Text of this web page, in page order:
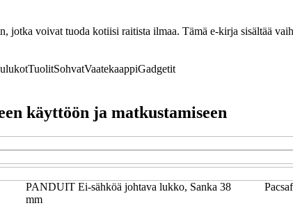
jotka voivat tuoda kotiisi raitista ilmaa. Tämä e-kirja sisältää
TuolitSohvatVaatekaappiGadgetit
käyttöön ja matkustamiseen
PANDUIT Ei-sähköä johtava lukko, Sanka 38
mm